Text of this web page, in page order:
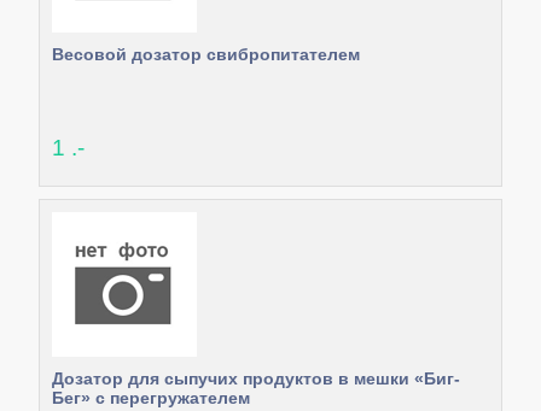
Весовой дозатор свибропитателем
1 .-
Дозатор для сыпучих продуктов в мешки «Биг-
Бег» с перегружателем